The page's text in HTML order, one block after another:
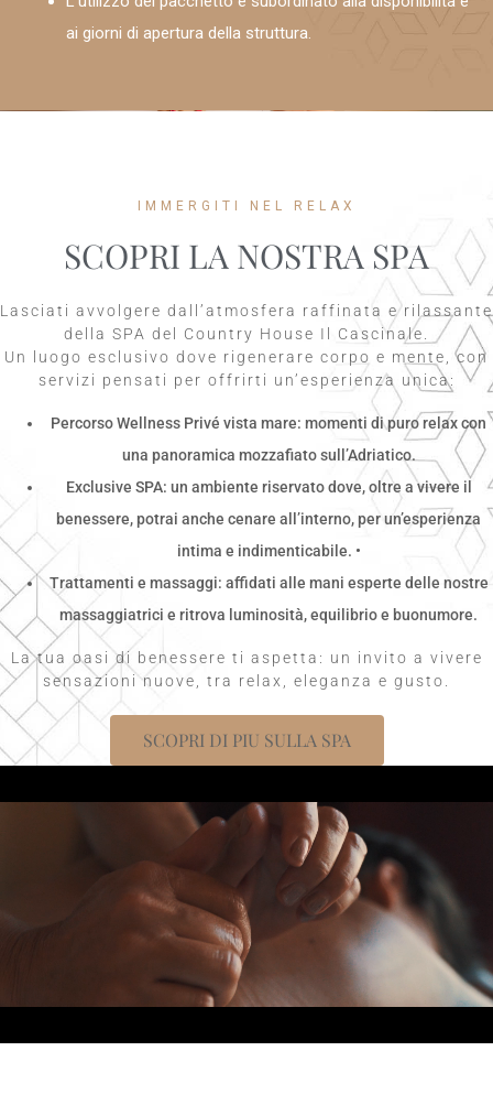
ai giorni di apertura della struttura.
IMMERGITI NEL RELAX
SCOPRI LA NOSTRA SPA
Lasciati avvolgere dall’atmosfera raffinata e rilassante
della SPA del Country House Il Cascinale.
Un luogo esclusivo dove rigenerare corpo e mente, con
servizi pensati per offrirti un’esperienza unica:
Percorso Wellness Privé vista mare: momenti di puro relax con
una panoramica mozzafiato sull’Adriatico.
Exclusive SPA: un ambiente riservato dove, oltre a vivere il
benessere, potrai anche cenare all’interno, per un’esperienza
intima e indimenticabile. •
Trattamenti e massaggi: affidati alle mani esperte delle nostre
massaggiatrici e ritrova luminosità, equilibrio e buonumore.
La tua oasi di benessere ti aspetta: un invito a vivere
sensazioni nuove, tra relax, eleganza e gusto.
SCOPRI DI PIU SULLA SPA